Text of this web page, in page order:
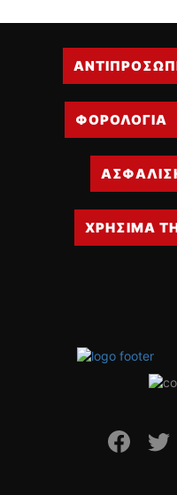
ΑΡΧΕΙΟ ΤΕΥΧΩΝ
ΦΟΡΟΛΟΓΙΑ
ΧΡΗΣΙΜΑ